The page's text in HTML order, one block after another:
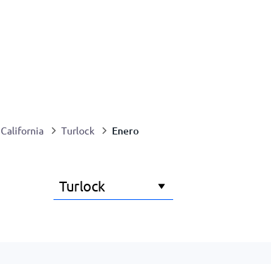
California Turlock Enero